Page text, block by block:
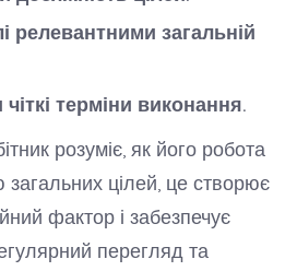
релевантними загальній
терміни виконання.
розуміє, як його робота
цілей, це створює
фактор і забезпечує
перегляд та